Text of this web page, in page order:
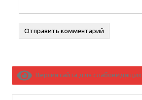
Версия сайта для слабовидящих